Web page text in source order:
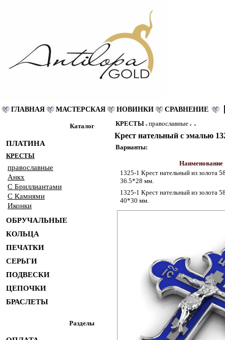
ГЛАВНАЯ МАСТЕРСКАЯ НОВИНКИ СРАВНЕНИЕ
Каталог
ПЛАТИНА
КРЕСТЫ
православные
Анкх
С Бриллиантами
С Камнями
Иконки
ОБРУЧАЛЬНЫЕ
КОЛЬЦА
ПЕЧАТКИ
СЕРЬГИ
ПОДВЕСКИ
ЦЕПОЧКИ
БРАСЛЕТЫ
Разделы
КРЕСТЫ православные
Крест нательный с эмалью
Варианты:
Наименование
1325-1 Крест нательный из золота
36.5*28 мм.
1325-1 Крест нательный из золота
40*30 мм.